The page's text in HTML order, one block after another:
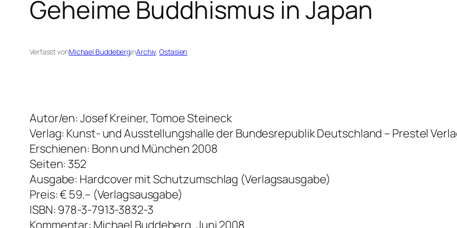
Geheime Buddhismus in Japan
Verfasst vonMichael BuddeberginArchiv, Ostasien
Autor/en: Josef Kreiner, Tomoe Steineck
Verlag: Kunst- und Ausstellungshalle der Bundesrepublik Deutschland – Prestel
Erschienen: Bonn und München 2008
Seiten: 352
Ausgabe: Hardcover mit Schutzumschlag (Verlagsausgabe)
Preis: € 59.– (Verlagsausgabe)
ISBN: 978-3-7913-3832-3
Kommentar: Michael Buddeberg, Juni 2008